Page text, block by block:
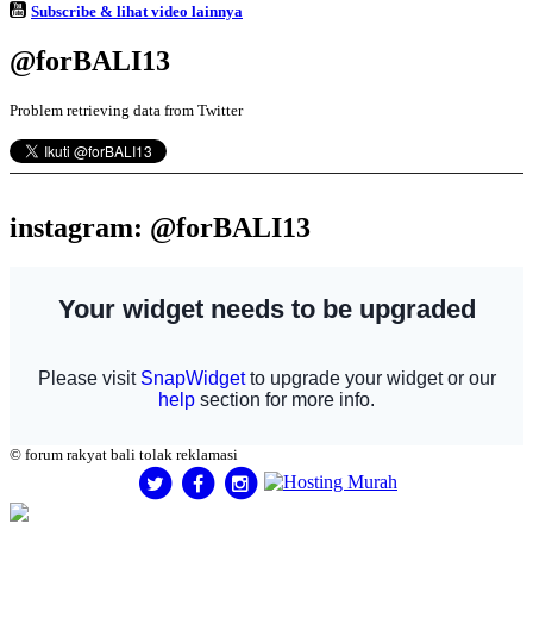
Subscribe & lihat video lainnya
@forBALI13
Problem retrieving data from Twitter
instagram: @forBALI13
© forum rakyat bali tolak reklamasi